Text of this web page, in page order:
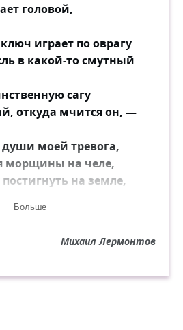
головой,
играет по оврагу
в какой-то смутный
сагу
откуда мчится он, —
души моей тревога,
морщины на челе,
на земле,
Больше
Михаил Лермонтов